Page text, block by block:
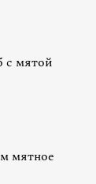
с мятой
мятное